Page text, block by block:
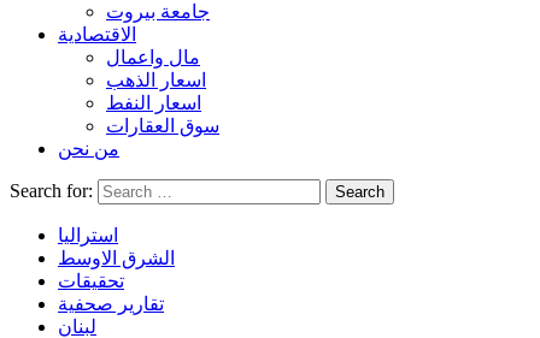
جامعة بيروت
الاقتصادية
مال واعمال
اسعار الذهب
اسعار النفط
سوق العقارات
من نحن
Search for:
استراليا
الشرق الاوسط
تحقيقات
تقارير صحفية
لبنان